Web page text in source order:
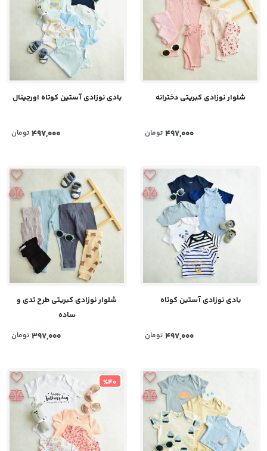
شلوار نوزادی کبریتی دخترانه
497,000 تومان
بادی نوزادی آستین کوتاه اورجینال
497,000 تومان
بادی نوزادی آستین کوتاه
497,000 تومان
شلوار نوزادی کبریتی طرح تدی و
ساده
397,000 تومان
%40